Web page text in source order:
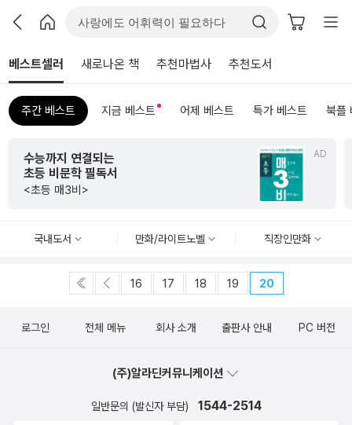
베스트셀러 새로나온 책 추천마법사 추천도서
주간 베스트 지금 베스트 어제 베스트 특가 베스트 북플
AD
수능까지 연결되는
초등 비문학 필독서
<초등 매3비>
국내도서 만화/라이트노벨 직장인만화
16 17 18 19 20
로그인 전체 메뉴 회사 소개 출판사 안내 PC 버전
(주)알라딘커뮤니케이션
일반문의 (발신자 부담) 1544-2514